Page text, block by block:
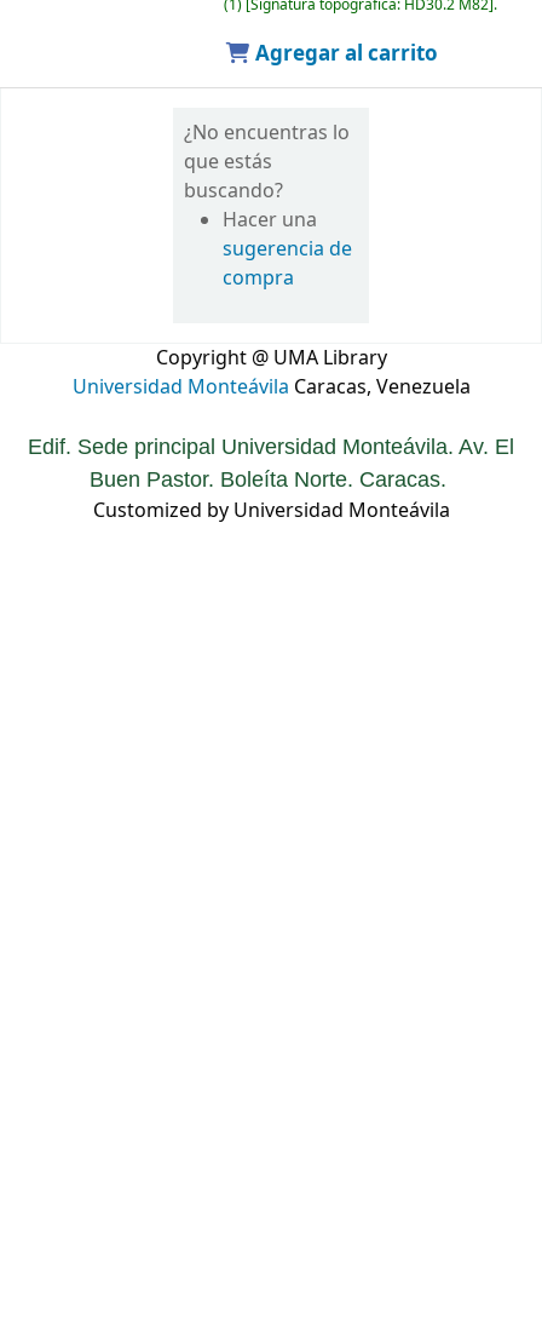
(1) Signatura topográfica: HD30.2 M82 .
Agregar al carrito
¿No encuentras lo
que estás
buscando?
Hacer una
sugerencia de
compra
Copyright @ UMA Library
Universidad Monteávila Caracas, Venezuela
Edif. Sede principal Universidad Monteávila. Av. El
Buen Pastor. Boleíta Norte. Caracas.
Customized by Universidad Monteávila